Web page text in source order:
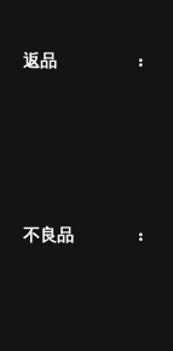
返品
不良品